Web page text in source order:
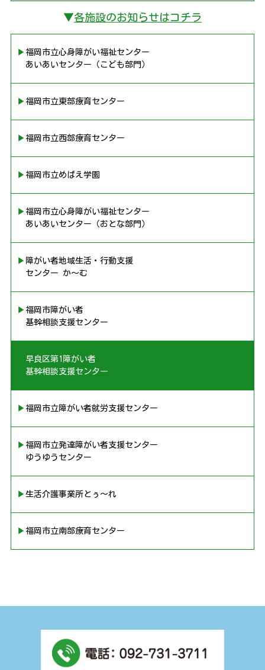
▼各施設のお知らせはコチラ
▶︎福岡市立心身障がい福祉センター
あいあいセンター（こども部門）
▶︎福岡市立東部療育センター
▶︎福岡市立西部療育センター
▶︎福岡市立めばえ学園
▶︎福岡市立心身障がい福祉センター
あいあいセンター（おとな部門）
▶︎障がい者地域生活・行動支援
センター か〜む
▶︎福岡市障がい者
基幹相談支援センター
▶︎早良区第1障がい者
基幹相談支援センター
▶︎福岡市立障がい者就労支援センター
▶︎福岡市立発達障がい者支援センター
ゆうゆうセンター
▶︎生活介護事業所とぅ〜れ
▶︎福岡市立南部療育センター